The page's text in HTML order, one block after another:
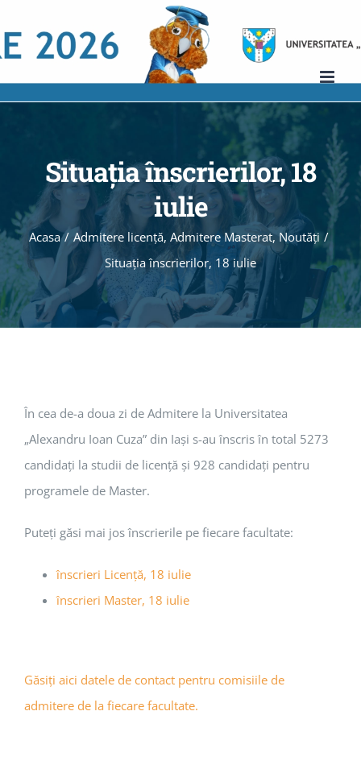
to
content
Situația înscrierilor, 18
iulie
Acasa / Admitere licenţă, Admitere Masterat, Noutăţi /
Situația înscrierilor, 18 iulie
În cea de-a doua zi de Admitere la Universitatea
„Alexandru Ioan Cuza” din Iași s-au înscris în total 5273
candidați la studii de licență și 928 candidați pentru
programele de Master.
Puteți găsi mai jos înscrierile pe fiecare facultate:
înscrieri Licență, 18 iulie
înscrieri Master, 18 iulie
Găsiți aici datele de contact pentru comisiile de
admitere de la fiecare facultate.